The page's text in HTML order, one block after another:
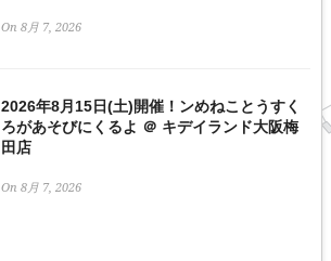
On 8月 7, 2026
2026年8月15日(土)開催！ンめねことうすく
ろがあそびにくるよ ＠ キデイランド大阪梅
田店
On 8月 7, 2026